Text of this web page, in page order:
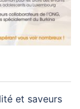
et saveurs